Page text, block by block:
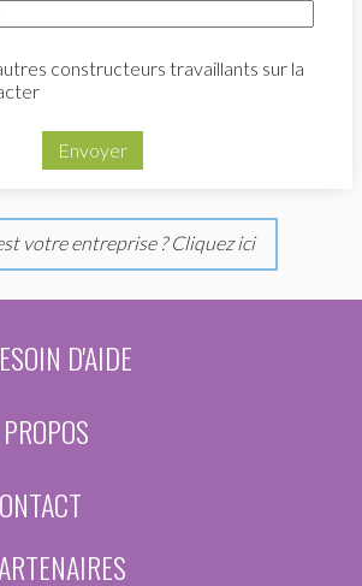
constructeurs travaillants sur la
Envoyer
votre entreprise ? Cliquez ici
D'AIDE